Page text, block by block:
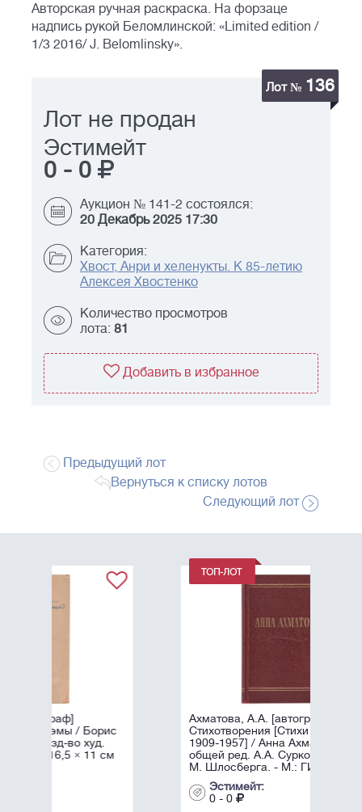
Авторская ручная раскраска. На форзаце
надпись рукой Беломлинской: «Limited edition /
1/3 2016/ J. Belomlinsky».
Лот № 136
Лот не продан
Эстимейт
0 - 0
Аукцион № 141-2 состоялся:
20 Декабрь 2025 17:30
Категория:
Хвост, Анри и хеленукты. К 85-летию
Алексея Хвостенко
Количество просмотров
лота: 81
Добавить в избранное
Предыдущий лот
Вернуться к списку лотов
Следующий лот
Ахматова, А.А. [автограф]
Стихотворения [Стихи разных лет
1909-1957] / Анна Ахматова, под
общей ред. А.А. Суркова; Оформл.
М. Шлосберга. - М.: ГИХЛ, ...